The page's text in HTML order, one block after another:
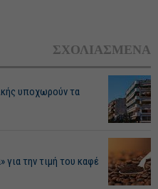
ΣΧΟΛΙΑΣΜΕΝΑ
υποχωρούν τα
για την τιμή του καφέ